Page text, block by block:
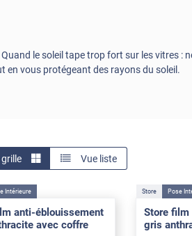
le soleil tape trop fort sur les vitres :
en vous protégeant des rayons du soleil.
Vue liste
Intérieure
anti-éblouissement
avec coffre
Store Pose
Store
gris